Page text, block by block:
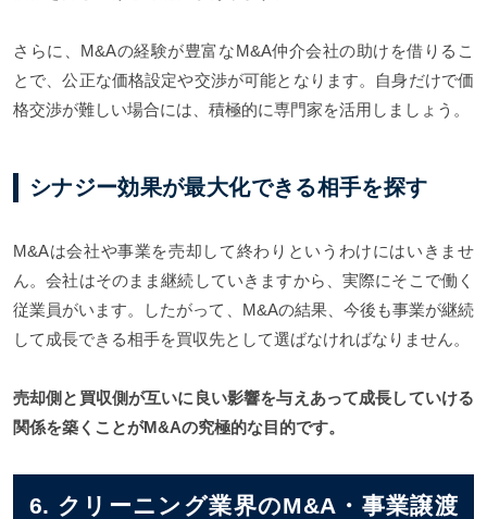
さらに、M&Aの経験が豊富なM&A仲介会社の助けを借りるこ
とで、公正な価格設定や交渉が可能となります。自身だけで価
格交渉が難しい場合には、積極的に専門家を活用しましょう。
シナジー効果が最大化できる相手を探す
M&Aは会社や事業を売却して終わりというわけにはいきませ
ん。会社はそのまま継続していきますから、実際にそこで働く
従業員がいます。したがって、M&Aの結果、今後も事業が継続
して成長できる相手を買収先として選ばなければなりません。
売却側と買収側が互いに良い影響を与えあって成長していける
関係を築くことがM&Aの究極的な目的です。
6. クリーニング業界のM&A・事業譲渡